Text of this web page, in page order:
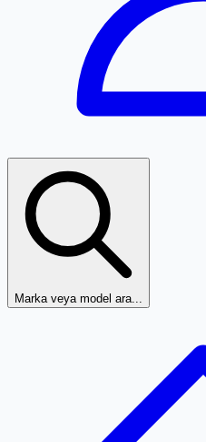
Marka veya model ara...